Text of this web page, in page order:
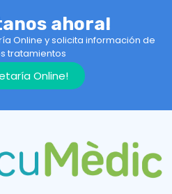
ahora!
Online y solicita información de
tratamientos
Online!